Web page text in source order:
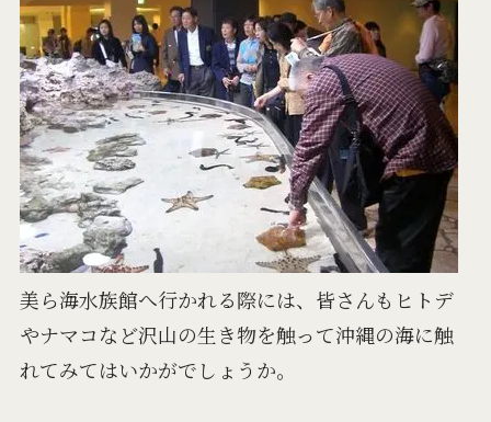
美ら海水族館へ行かれる際には、皆さんもヒトデ
やナマコなど沢山の生き物を触って沖縄の海に触
れてみてはいかがでしょうか。